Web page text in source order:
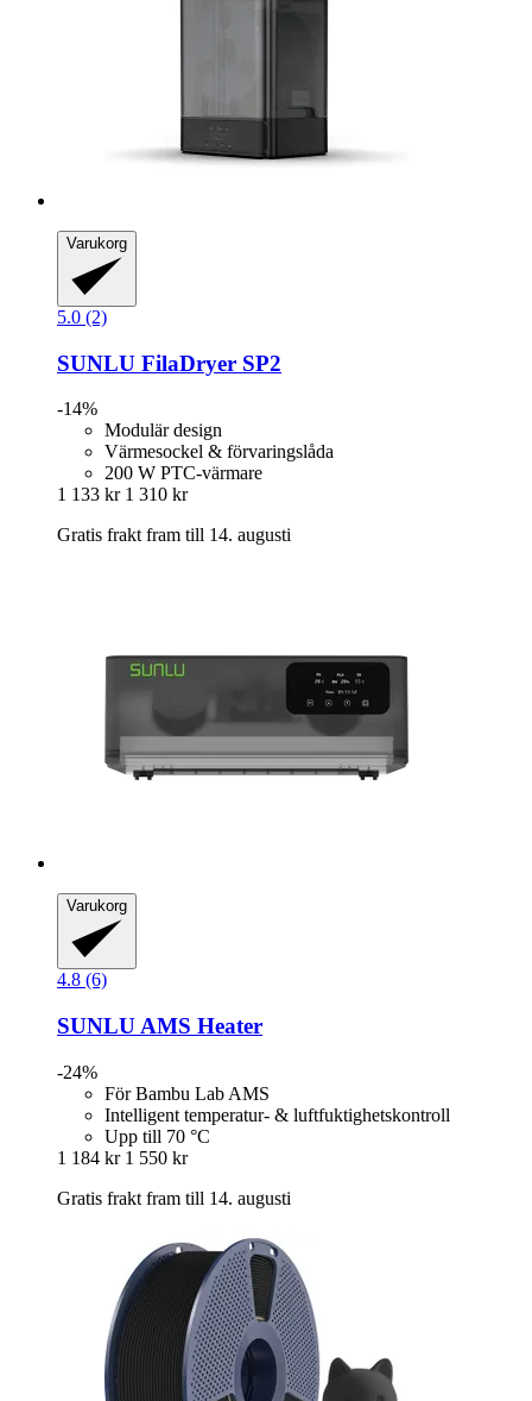
Varukorg
5.0 (2)
SUNLU FilaDryer SP2
-14%
Modulär design
Värmesockel & förvaringslåda
200 W PTC-värmare
1 133 kr 1 310 kr
Gratis frakt fram till 14. augusti
Varukorg
4.8 (6)
SUNLU AMS Heater
-24%
För Bambu Lab AMS
Intelligent temperatur- & luftfuktighetskontroll
Upp till 70 °C
1 184 kr 1 550 kr
Gratis frakt fram till 14. augusti